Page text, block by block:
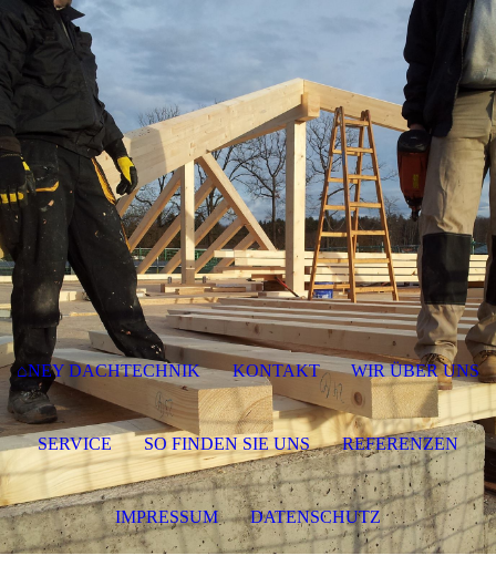
⌂NEY DACHTECHNIK KONTAKT WIR ÜBER UNS
SERVICE SO FINDEN SIE UNS REFERENZEN
IMPRESSUM DATENSCHUTZ